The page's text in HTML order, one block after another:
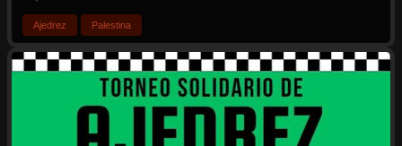
Ajedrez Palestina